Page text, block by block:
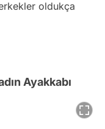
oldukça
Ayakkabı